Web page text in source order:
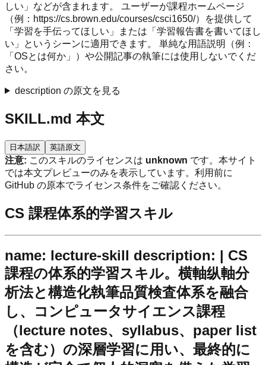
しい」などが含まれます。 ユーザーが課程ホームページ
（例：https://cs.brown.edu/courses/csci1650/）を提供して
「学習を手伝ってほしい」または「学習報告書を書いてほし
い」というシーンに適用できます。 単純な用語説明（例：
「OSとは何か」）や公開記事の執筆には使用しないでくだ
さい。
description の原文を見る
SKILL.md 本文
日本語訳 英語原文
注意: このスキルのライセンスは unknown です。本サイト
では本文プレビューのみを表示しています。利用前に
GitHub の原本でライセンス条件をご確認ください。
CS 課程体系的学習スキル
name: lecture-skill description: | CS
課程の体系的学習スキル。横軸纵軸分
析法と構造化執筆品質検査体系を融合
し、コンピュータサイエンス課程
（lecture notes、syllabus、paper list
を含む）の深層学習に用い、最終的に